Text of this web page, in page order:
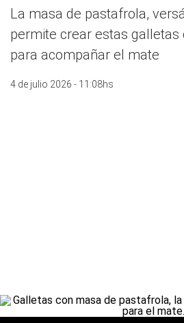
La masa de pastafrola,
permite crear estas galletas
para acompañar el mate
4 de julio 2026 - 11:08hs